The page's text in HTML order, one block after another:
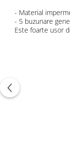
- Material
- 5 buzunare
Este foarte usor